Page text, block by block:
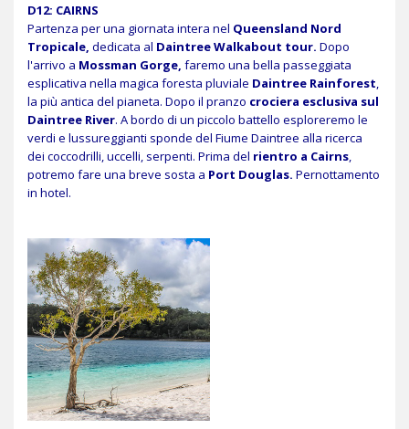
D12: CAIRNS
Partenza per una giornata intera nel Queensland Nord
Tropicale, dedicata al Daintree Walkabout tour. Dopo
l'arrivo a Mossman Gorge, faremo una bella passeggiata
esplicativa nella magica foresta pluviale Daintree Rainforest
la più antica del pianeta. Dopo il pranzo crociera esclusiva sul
Daintree River. A bordo di un piccolo battello esploreremo le
verdi e lussureggianti sponde del Fiume Daintree alla ricerca
dei coccodrilli, uccelli, serpenti. Prima del rientro a Cairns
potremo fare una breve sosta a Port Douglas. Pernottamento
in hotel.